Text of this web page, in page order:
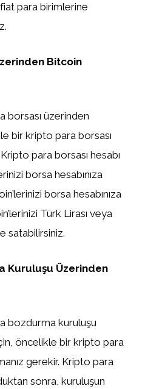
para birimlerine
Bitcoin
borsası üzerinden
bir kripto para borsası
para borsası hesabı
borsa hesabınıza
borsa hesabınıza
Türk Lirası veya
satabilirsiniz.
Kuruluşu Üzerinden
bozdurma kuruluşu
öncelikle bir kripto para
gerekir. Kripto para
sonra, kuruluşun